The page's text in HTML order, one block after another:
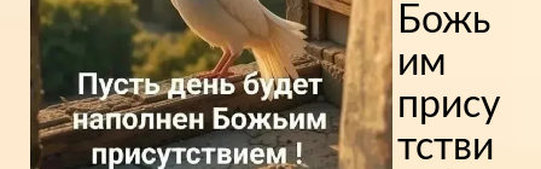
Божь
им
прису
тстви